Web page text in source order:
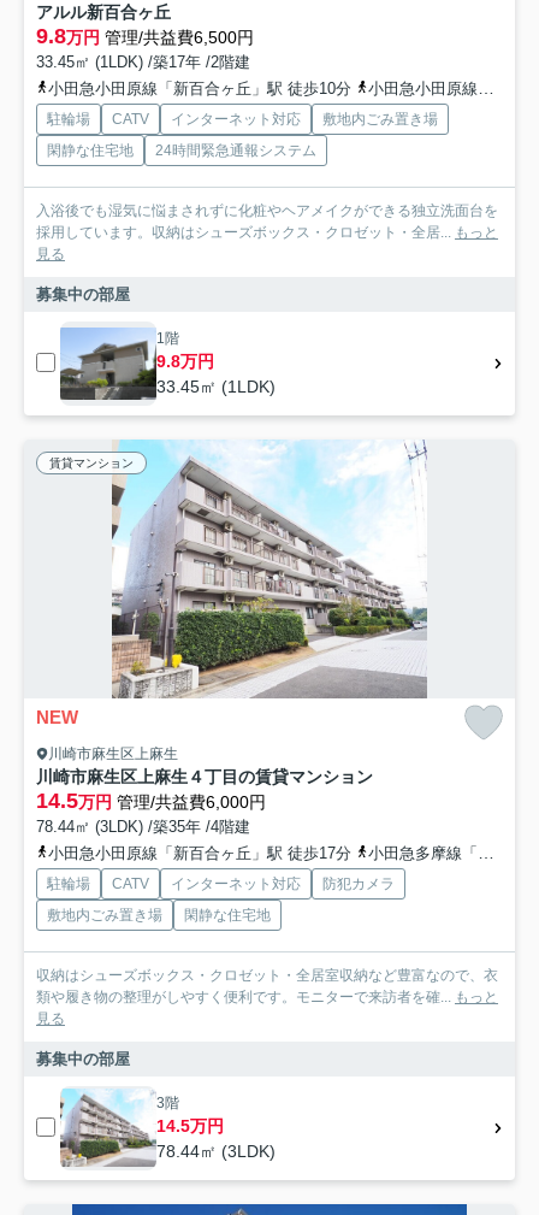
アルル新百合ヶ丘
9.8万円 管理/共益費6,500円
33.45㎡ (1LDK) /築17年 /2階建
小田急小田原線「新百合ヶ丘」駅 徒歩10分
小田急小田原線「柿生」駅 徒歩15分
駐輪場 CATV インターネット対応
敷地内ごみ置き場
閑静な住宅地
24時間緊急通報システム
入浴後でも湿気に悩まされずに化粧やヘアメイクができる独立洗面台を
採用しています。収納はシューズボックス・クロゼット・全居...
もっと
見る
募集中の部屋
1階
9.8万円
33.45㎡ (1LDK)
賃貸マンション
NEW
川崎市麻生区上麻生
川崎市麻生区上麻生４丁目の賃貸マンション
14.5万円 管理/共益費6,000円
78.44㎡ (3LDK) /築35年 /4階建
小田急小田原線「新百合ヶ丘」駅 徒歩17分
小田急多摩線「五月台」駅 徒歩21分
駐輪場 CATV インターネット対応
防犯カメラ
敷地内ごみ置き場
閑静な住宅地
収納はシューズボックス・クロゼット・全居室収納など豊富なので、衣
類や履き物の整理がしやすく便利です。モニターで来訪者を確...
もっと
見る
募集中の部屋
3階
14.5万円
78.44㎡ (3LDK)